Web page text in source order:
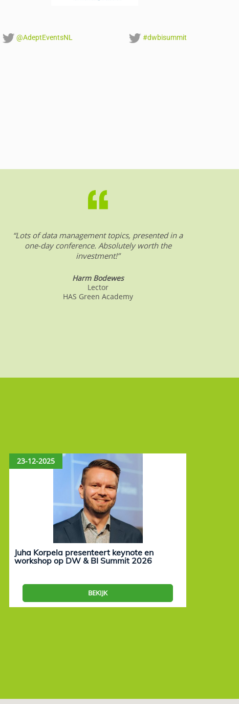
@AdeptEventsNL #dwbisummit
“Lots of data management topics, presented in a
one-day conference. Absolutely worth the
investment!”
Harm Bodewes
Lector
HAS Green Academy
23-12-2025
Juha Korpela presenteert keynote en
workshop op DW & BI Summit 2026
BEKIJK